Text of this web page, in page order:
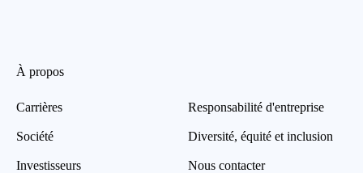
À propos
Carrières
Société
Investisseurs
Responsabilité d'entreprise
Diversité, équité et inclusion
Nous contacter